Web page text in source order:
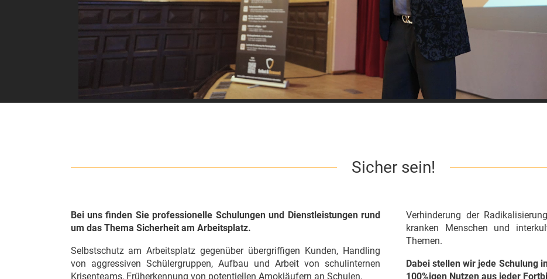
Sicher sein!
Bei uns finden Sie professionelle Schulungen und Dienstleistungen rund
um das Thema Sicherheit am Arbeitsplatz.
Selbstschutz am Arbeitsplatz gegenüber übergriffigen Kunden, Handling
von aggressiven Schülergruppen, Aufbau und Arbeit von schulinternen
Krisenteams, Früherkennung von potentiellen Amokläufern an Schulen,
Verhinderung der
kranken Menschen und
Themen.
Dabei stellen wir jede Schulung
100%igen Nutzen aus jeder